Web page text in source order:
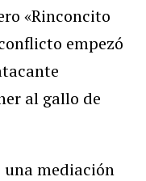
«Rinconcito
empezó
al gallo de
una mediación